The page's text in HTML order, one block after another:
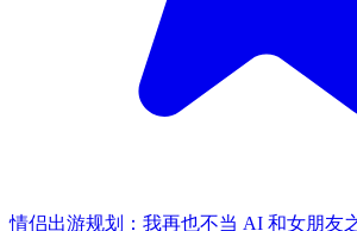
情侣出游规划：我再也不当 AI 和女朋友